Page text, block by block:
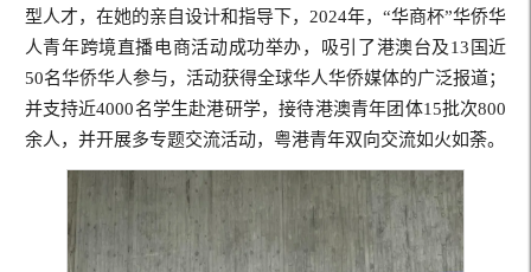
型人才，在她的亲自设计和指导下，2024年，“华商杯”华侨华
人青年跨境直播电商活动成功举办，吸引了港澳台及13国近
50名华侨华人参与，活动获得全球华人华侨媒体的广泛报道；
并支持近4000名学生赴港研学，接待港澳青年团体15批次800
余人，并开展多专题交流活动，粤港青年双向交流如火如荼。